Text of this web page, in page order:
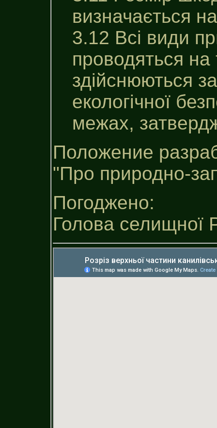
визначається
3.12 Всі види
проводяться на
здійснюються
екологічної
межах,
Положение
"Про природно-
Погоджено:
Голова селищної